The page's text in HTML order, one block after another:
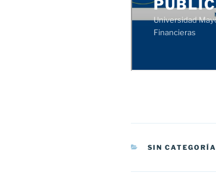
CATEGORÍAS
SIN CATEGORÍA